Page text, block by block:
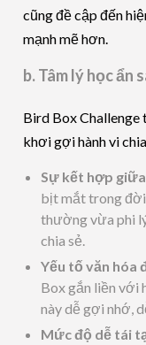
cũng đề cập đến
mạnh mẽ hơn.
b. Tâm lý học ẩn
Bird Box Challenge
khơi gợi hành vi
Sự kết hợp
bịt mắt trong
thường vừa phi
chia sẻ.
Yếu tố văn hóa
Box gắn liền với
này dễ gợi nhớ,
Mức độ dễ tái